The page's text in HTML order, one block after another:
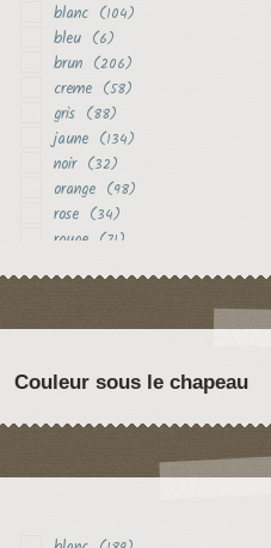
blanc (104)
bleu (6)
brun (206)
creme (58)
gris (88)
jaune (134)
noir (32)
orange (98)
rose (34)
rouge (71)
Couleur sous le chapeau